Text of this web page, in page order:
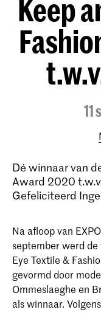
Keep
11
Dé winnaar van
Award 2020
Gefeliciteerd
Na afloop van
september werd
Eye Textile &
gevormd door
Ommeslaeghe en
als winnaar.